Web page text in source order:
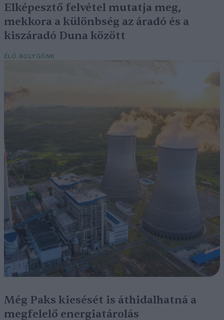
Elképesztő felvétel mutatja meg,
mekkora a különbség az áradó és a
kiszáradó Duna között
ÉLŐ BOLYGÓNK
Még Paks kiesését is áthidalhatná a
megfelelő energiatárolás